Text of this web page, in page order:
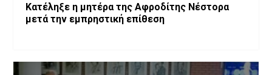
Κατέληξε η μητέρα της Αφροδίτης Νέστορα
μετά την εμπρηστική επίθεση